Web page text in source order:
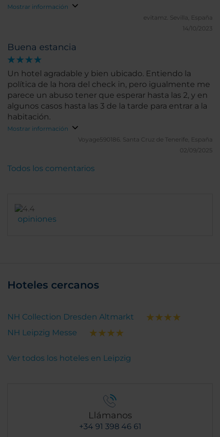
cómodos. Para repetir, sin duda
Mostrar información
evitamz. Sevilla, España
14/10/2023
Buena estancia
Un hotel agradable y bien ubicado. Entiendo la
política de la hora del check in, pero igualmente me
parece un abuso tener que esperar hasta las 2, y en
algunos casos hasta las 3 de la tarde para entrar a la
habitación.
Mostrar información
Voyage590186. Santa Cruz de Tenerife, España
02/09/2025
opiniones
Todos los comentarios
Hoteles cercanos
NH Collection Dresden Altmarkt
NH Leipzig Messe
Ver todos los hoteles en Leipzig
Llámanos
+34 91 398 46 61